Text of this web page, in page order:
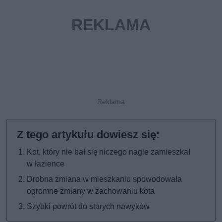
Kot, który nie bał się niczego nagle zamieszkał
w łazience
Drobna zmiana w mieszkaniu spowodowała
ogromne zmiany w zachowaniu kota
Szybki powrót do starych nawyków